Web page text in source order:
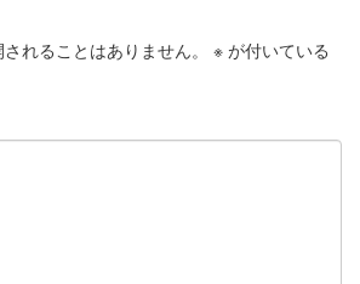
れることはありません。 ※ が付いている